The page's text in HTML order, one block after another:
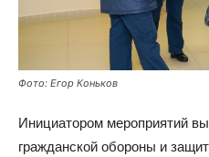
Фото: Егор Коньков
Инициатором мероприятий
гражданской обороны и